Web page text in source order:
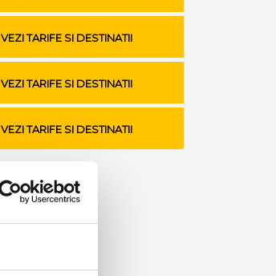
VEZI TARIFE SI DESTINATII
VEZI TARIFE SI DESTINATII
VEZI TARIFE SI DESTINATII